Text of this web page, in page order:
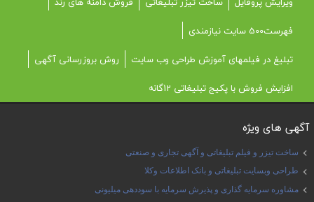
فهرست500 سایت نیازمندی
تبلیغ در فیلمهای آموزش طراحی وب سایت
روش بروزرسانی آگهی
افزایش فروش با پکیج تبلیغاتی 12گانه
آگهی های ویژه
ساخت تیزر و فیلم تبلیغاتی و آگهی تجاری و صنعتی
طراحی وبسایت تبلیغاتی و بانک اطلاعات وکلا
مشاوره سرمایه گذاری و پذیرش سرمایه با سوددهی میلیونی